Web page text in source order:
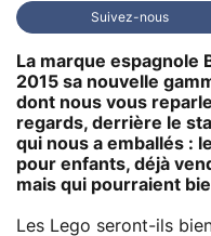
Suivez-nous
La marque espagnole
2015 sa nouvelle
dont nous vous
regards, derrière le
qui nous a emballés :
pour enfants, déjà
mais qui pourraient
Les Lego seront-ils